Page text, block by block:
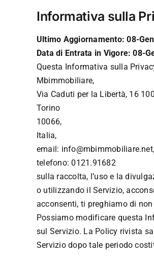
Informativa sulla
Ultimo Aggiornamento: 08-
Data di Entrata in Vigore: 08-
Questa Informativa sulla
Mbimmobiliare,
Via Caduti per la Libertà, 16
Torino
10066,
Italia,
email: info@mbimmobiliare.net,
telefono: 0121.91682
sulla raccolta, l’uso e la
o utilizzando il Servizio,
acconsenti, ti preghiamo di
Possiamo modificare questa
sul Servizio. La Policy rivista
Servizio dopo tale periodo